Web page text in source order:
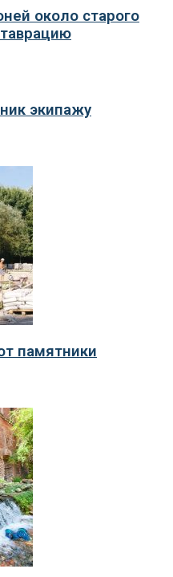
около старого
экипажу
памятники